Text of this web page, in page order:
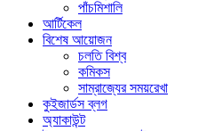
পাঁচমিশালি
আর্টিকেল
বিশেষ আয়োজন
চলতি বিশ্ব
কমিকস
সাম্রাজ্যের সময়রেখা
কুইজার্ডস ব্লগ
অ্যাকাউন্ট